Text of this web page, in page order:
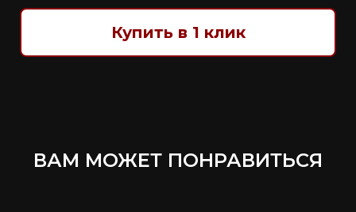
Купить в 1 клик
ВАМ МОЖЕТ ПОНРАВИТЬСЯ